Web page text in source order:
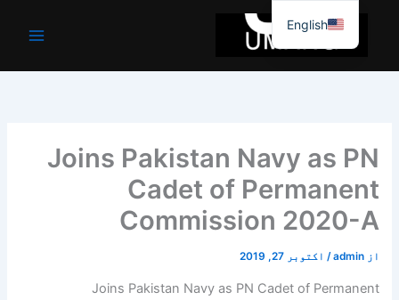
جائیں۔
Joins Pakistan Navy as PN
Cadet of Permanent
Commission 2020-A
از admin
/ اکتوبر 27, 2019
Joins Pakistan Navy as PN Cadet of Permanent
English